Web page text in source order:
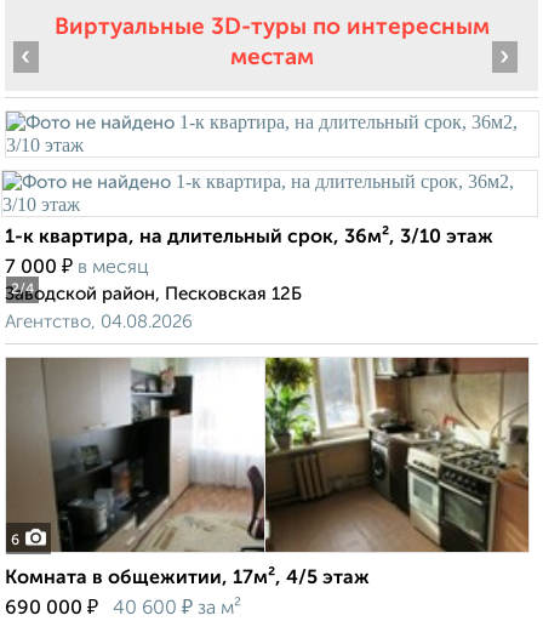
Виртуальные 3D-туры по интересным
местам
2/4
‹ ›
1-к квартира, на длительный срок, 36м², 3/10 этаж
7 000 ₽ в месяц
Заводской район, Песковская 12Б
Агентство, 04.08.2026
6
Комната в общежитии, 17м², 4/5 этаж
690 000 ₽ 40 600 ₽ за м²